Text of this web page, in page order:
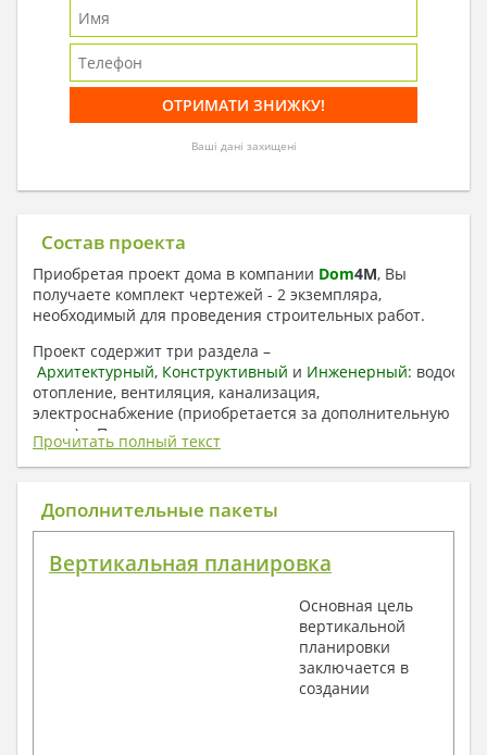
Ваші дані захищені
Состав проекта
Приобретая проект дома в компании Dom4M, Вы
получаете комплект чертежей - 2 экземпляра,
необходимый для проведения строительных работ.
Проект содержит три раздела –
Архитектурный, Конструктивный и Инженерный:
отопление, вентиляция, канализация,
электроснабжение (приобретается за дополнительную
плату) + Пояснительная записка.
1. Архитектурный раздел:
Общие данные по проекту
План координационных осей
Поэтажные маркировочные планы с
Разрезы и состав конструкций
Фасады с ведомостью внешних отделок
Элементы проемов – спецификация
Ведомость перемычек – сечения и
Прочитать полный текст
Дополнительные пакеты
Вертикальная планировка
Основная цель
вертикальной
планировки
заключается в
создании